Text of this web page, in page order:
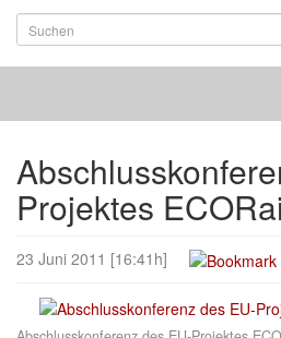
Projektes
23 Juni 2011 [16:41h]